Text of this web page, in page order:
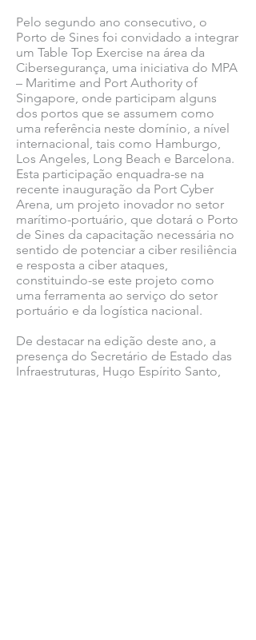
Pelo segundo ano consecutivo, o
Porto de Sines foi convidado a integrar
um Table Top Exercise na área da
Cibersegurança, uma iniciativa do MPA
– Maritime and Port Authority of
Singapore, onde participam alguns
dos portos que se assumem como
uma referência neste domínio, a nível
internacional, tais como Hamburgo,
Los Angeles, Long Beach e Barcelona.
Esta participação enquadra-se na
recente inauguração da Port Cyber
Arena, um projeto inovador no setor
marítimo-portuário, que dotará o Porto
de Sines da capacitação necessária no
sentido de potenciar a ciber resiliência
e resposta a ciber ataques,
constituindo-se este projeto como
uma ferramenta ao serviço do setor
portuário e da logística nacional.
De destacar na edição deste ano, a
presença do Secretário de Estado das
Infraestruturas, Hugo Espírito Santo,